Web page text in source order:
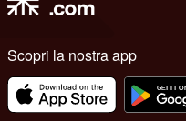
Scopri la nostra app